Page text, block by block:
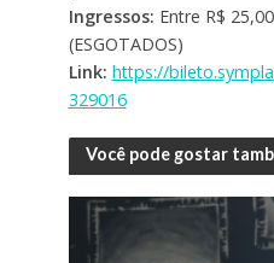
Ingressos: Entre R$
(ESGOTADOS)
Link: https://
329016
Você pode gostar